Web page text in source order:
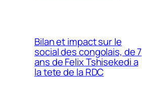
Bilan et impact sur le
social des congolais, de 7
ans de Felix Tshisekedi a
la tete de la RDC